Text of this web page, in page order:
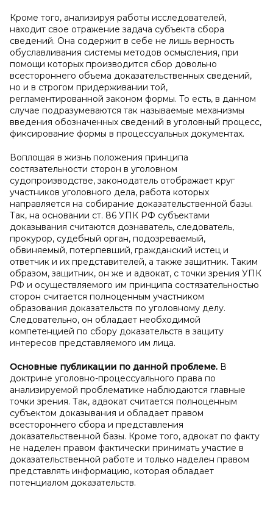
Кроме того, анализируя работы исследователей,
находит свое отражение задача субъекта сбора
сведений. Она содержит в себе не лишь верность
обуславливания системы методов осмысления, при
помощи которых производится сбор довольно
всестороннего объема доказательственных сведений,
но и в строгом придерживании той,
регламентированной законом формы. То есть, в данном
случае подразумеваются так называемые механизмы
введения обозначенных сведений в уголовный процесс,
фиксирование формы в процессуальных документах.
Воплощая в жизнь положения принципа
состязательности сторон в уголовном
судопроизводстве, законодатель отображает круг
участников уголовного дела, работа которых
направляется на собирание доказательственной базы.
Так, на основании ст. 86 УПК РФ субъектами
доказывания считаются дознаватель, следователь,
прокурор, судебный орган, подозреваемый,
обвиняемый, потерпевший, гражданский истец и
ответчик и их представителей, а также защитник. Таким
образом, защитник, он же и адвокат, с точки зрения УПК
РФ и осуществляемого им принципа состязательностью
сторон считается полноценным участником
образования доказательств по уголовному делу.
Следовательно, он обладает необходимой
компетенцией по сбору доказательств в защиту
интересов представляемого им лица.
Основные публикации по данной проблеме. В
доктрине уголовно-процессуального права по
анализируемой проблематике наблюдаются главные
точки зрения. Так, адвокат считается полноценным
субъектом доказывания и обладает правом
всестороннего сбора и представления
доказательственной базы. Кроме того, адвокат по факту
не наделен правом фактически принимать участие в
доказательственной работе и только наделен правом
представлять информацию, которая обладает
потенциалом доказательств.